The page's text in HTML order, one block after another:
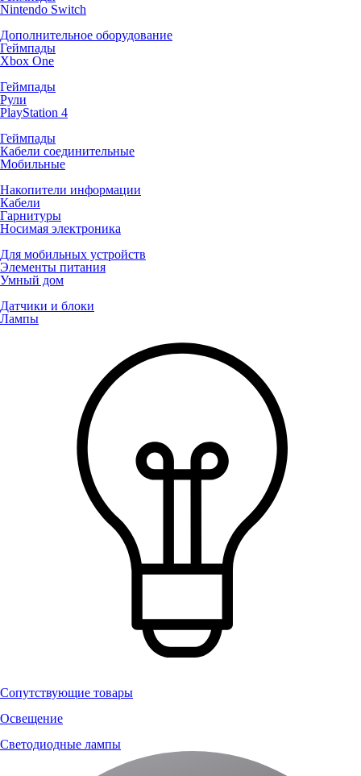
Nintendo Switch
Дополнительное оборудование
Геймпады
Xbox One
Геймпады
Рули
PlayStation 4
Геймпады
Кабели соединительные
Мобильные
Накопители информации
Кабели
Гарнитуры
Носимая электроника
Для мобильных устройств
Элементы питания
Умный дом
Датчики и блоки
Лампы
Сопутствующие товары
Освещение
Светодиодные лампы